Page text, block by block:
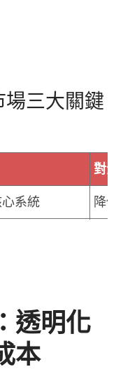
三大關鍵
對企
系統 降低
透明化
本